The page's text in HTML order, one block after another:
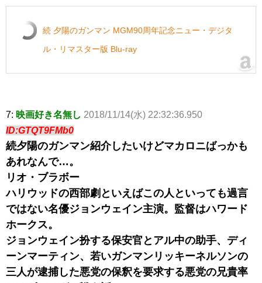
続 夕陽のガンマン MGM90周年記念ニュー・デジタ
ル・リマスター版 Blu-ray
7: 映画好き名無し 2018/11/14(水) 22:32:36.950
ID:GTQT9FMb0
続夕陽のガンマン紹介したいけどマカロニばっかも
あれなんで…。
リオ・ブラボー
ハリウッドの西部劇といえばこの人といっても過言
ではない名優ジョンウェイン主演。監督はハワード
ホークス。
ジョンウェイン扮する保安官とアル中の助手、ディ
ーンマーティン、若いガンマンリッキーネルソンの
三人が逮捕した悪党の保釈を要求する悪党の兄貴率